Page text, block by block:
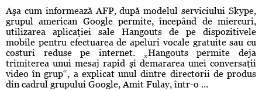
Aşa cum informează AFP, după modelul serviciului Skype,
grupul american Google permite, începând de miercuri,
utilizarea aplicaţiei sale Hangouts de pe dispozitivele
mobile pentru efectuarea de apeluri vocale gratuite sau cu
costuri reduse pe internet. „Hangouts permite deja
trimiterea unui mesaj rapid şi demararea unei conversaţii
video în grup“, a explicat unul dintre directorii de produs
din cadrul grupului Google, Amit Fulay, într-o ...